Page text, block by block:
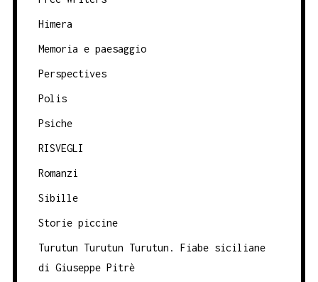
Himera
Memoria e paesaggio
Perspectives
Polis
Psiche
RISVEGLI
Romanzi
Sibille
Storie piccine
Turutun Turutun Turutun. Fiabe siciliane
di Giuseppe Pitrè